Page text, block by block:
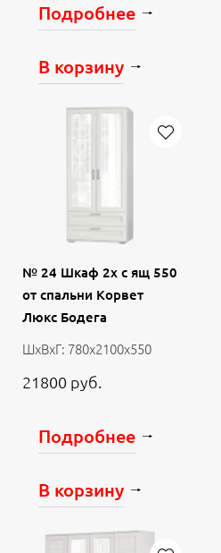
Подробнее
В корзину
№ 24 Шкаф 2х с ящ 550
от спальни Корвет
Люкс Бодега
ШхВхГ: 780х2100х550
21800 руб.
Подробнее
В корзину